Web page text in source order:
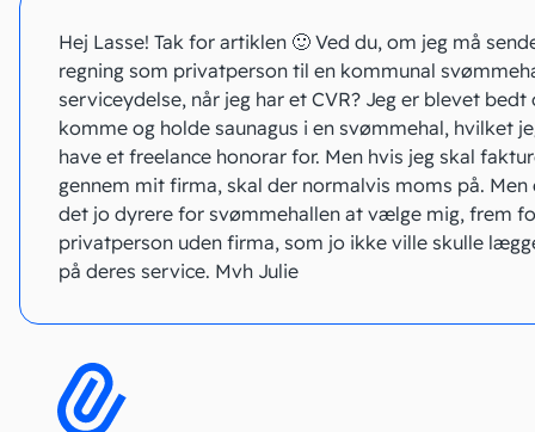
Hej Lasse! Tak for artiklen 🙂 Ved du, om jeg må
regning som privatperson til en kommunal
serviceydelse, når jeg har et CVR? Jeg er blevet bedt
komme og holde saunagus i en svømmehal, hvilket
have et freelance honorar for. Men hvis jeg skal
gennem mit firma, skal der normalvis moms på. Men
det jo dyrere for svømmehallen at vælge mig, frem
privatperson uden firma, som jo ikke ville skulle
på deres service. Mvh Julie